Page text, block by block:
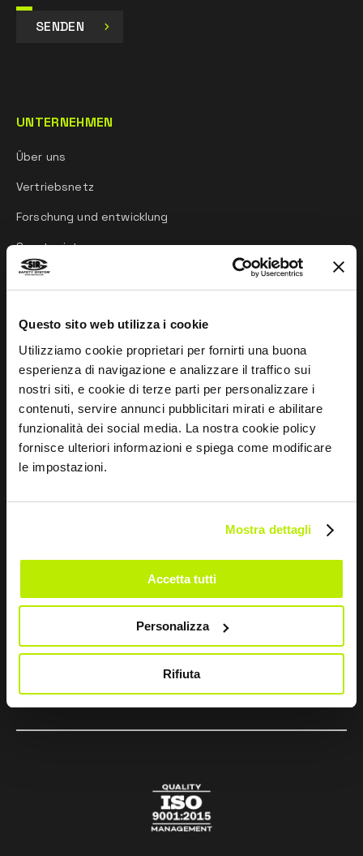
Questo sito web utilizza i cookie
Utilizziamo cookie proprietari per fornirti una buona
esperienza di navigazione e analizzare il traffico sui
nostri siti, e cookie di terze parti per personalizzare i
contenuti, servire annunci pubblicitari mirati e abilitare
funzionalità dei social media. La nostra cookie policy
fornisce ulteriori informazioni e spiega come modificare
le impostazioni.
Mostra dettagli
Accetta tutti
Personalizza
Rifiuta
SENDEN
UNTERNEHMEN
Über uns
Vertriebsnetz
Forschung und entwicklung
Sportgeist
Normenleitfaden
Whistleblowing
Impressum
Größentabelle und Pflegehinweise
Via dei Fornaciai, 9, 06081 Assisi (PG) - Italien
+39 075 804 37 37
amm.ne@pec.sirsafety.com
vendite@pec.sirsafety.com